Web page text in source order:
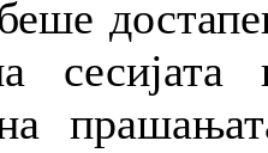
сесијата